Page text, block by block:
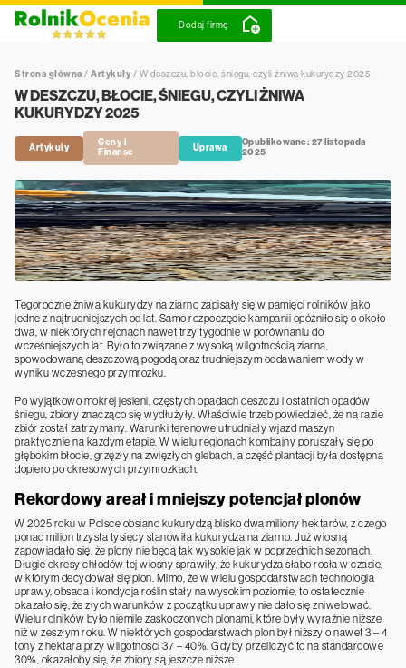
Dodaj firmę
Strona główna / Artykuły / W deszczu, błocie, śniegu, czyli żniwa kukurydzy 2025
W DESZCZU, BŁOCIE, ŚNIEGU, CZYLI ŻNIWA
KUKURYDZY 2025
Artykuły
Ceny i
Finanse
Uprawa
Opublikowane: 27 listopada
2025
Tegoroczne żniwa kukurydzy na ziarno zapisały się w pamięci rolników jako
jedne z najtrudniejszych od lat. Samo rozpoczęcie kampanii opóźniło się o około
dwa, w niektórych rejonach nawet trzy tygodnie w porównaniu do
wcześniejszych lat. Było to związane z wysoką wilgotnością ziarna,
spowodowaną deszczową pogodą oraz trudniejszym oddawaniem wody w
wyniku wczesnego przymrozku.
Po wyjątkowo mokrej jesieni, częstych opadach deszczu i ostatnich opadów
śniegu, zbiory znacząco się wydłużyły. Właściwie trzeb powiedzieć, że na razie
zbiór został zatrzymany. Warunki terenowe utrudniały wjazd maszyn
praktycznie na każdym etapie. W wielu regionach kombajny poruszały się po
głębokim błocie, grzęzły na zwięzłych glebach, a część plantacji była dostępna
dopiero po okresowych przymrozkach.
Rekordowy areał i mniejszy potencjał plonów
W 2025 roku w Polsce obsiano kukurydzą blisko dwa miliony hektarów, z czego
ponad milion trzysta tysięcy stanowiła kukurydza na ziarno. Już wiosną
zapowiadało się, że plony nie będą tak wysokie jak w poprzednich sezonach.
Długie okresy chłodów tej wiosny sprawiły, że kukurydza słabo rosła w czasie,
w którym decydował się plon. Mimo, że w wielu gospodarstwach technologia
uprawy, obsada i kondycja roślin stały na wysokim poziomie, to ostatecznie
okazało się, że złych warunków z początku uprawy nie dało się zniwelować.
Wielu rolników było niemile zaskoczonych plonami, które były wyraźnie niższe
niż w zeszłym roku. W niektórych gospodarstwach plon był niższy o nawet 3 – 4
tony z hektara przy wilgotności 37 – 40%. Gdyby przeliczyć to na standardowe
30%, okazałoby się, że zbiory są jeszcze niższe.